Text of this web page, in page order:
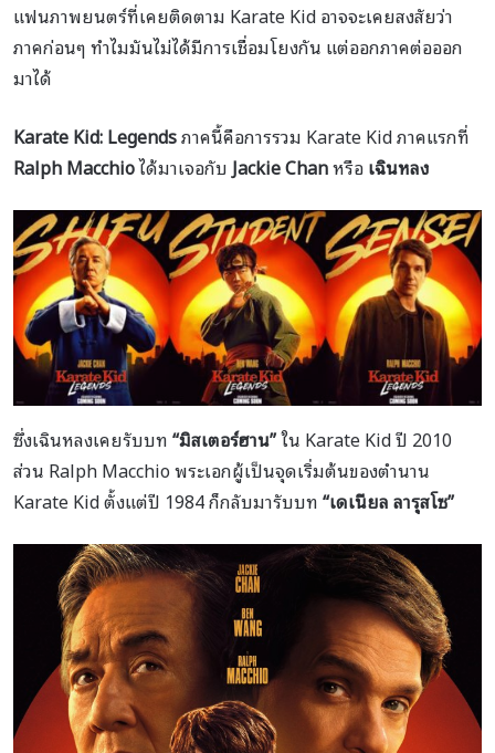
แฟนภาพยนตร์ที่เคยติดตาม Karate Kid อาจจะเคยสงสัยว่า
ภาคก่อนๆ ทำไมมันไม่ได้มีการเชื่อมโยงกัน แต่ออกภาคต่อออก
มาได้
Karate Kid: Legendsภาคนี้คือการรวม Karate Kid ภาคแรกที่
Ralph Macchioได้มาเจอกับ Jackie Chanหรือเฉินหลง
ซึ่งเฉินหลงเคยรับบท“มิสเตอร์ฮาน”ใน Karate Kid ปี 2010
ส่วน Ralph Macchio พระเอกผู้เป็นจุดเริ่มต้นของตำนาน
Karate Kid ตั้งแต่ปี 1984 ก็กลับมารับบท“เดเนียล ลารุสโซ”